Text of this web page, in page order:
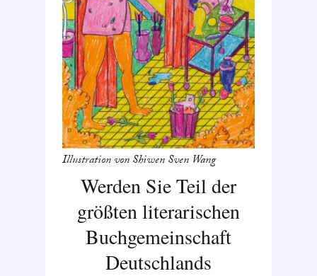
Werden Sie Teil der
größten literarischen
Buchgemeinschaft
Deutschlands
Illustration von Shiwen Sven Wang